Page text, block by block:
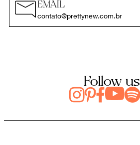
EMAIL
contato@prettynew.com.br
Follow us